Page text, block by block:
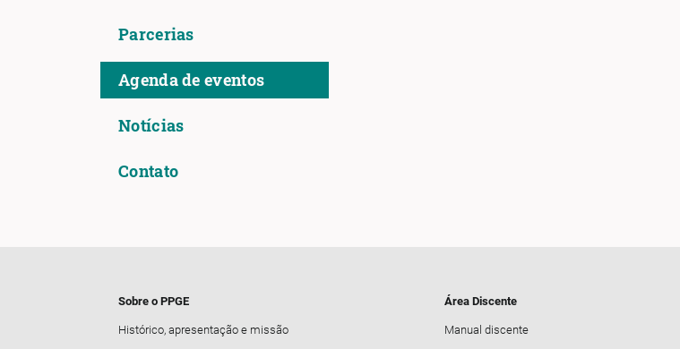
Parcerias
Agenda de eventos
Notícias
Contato
Sobre o PPGE
Histórico, apresentação e missão
Área Discente
Manual discente